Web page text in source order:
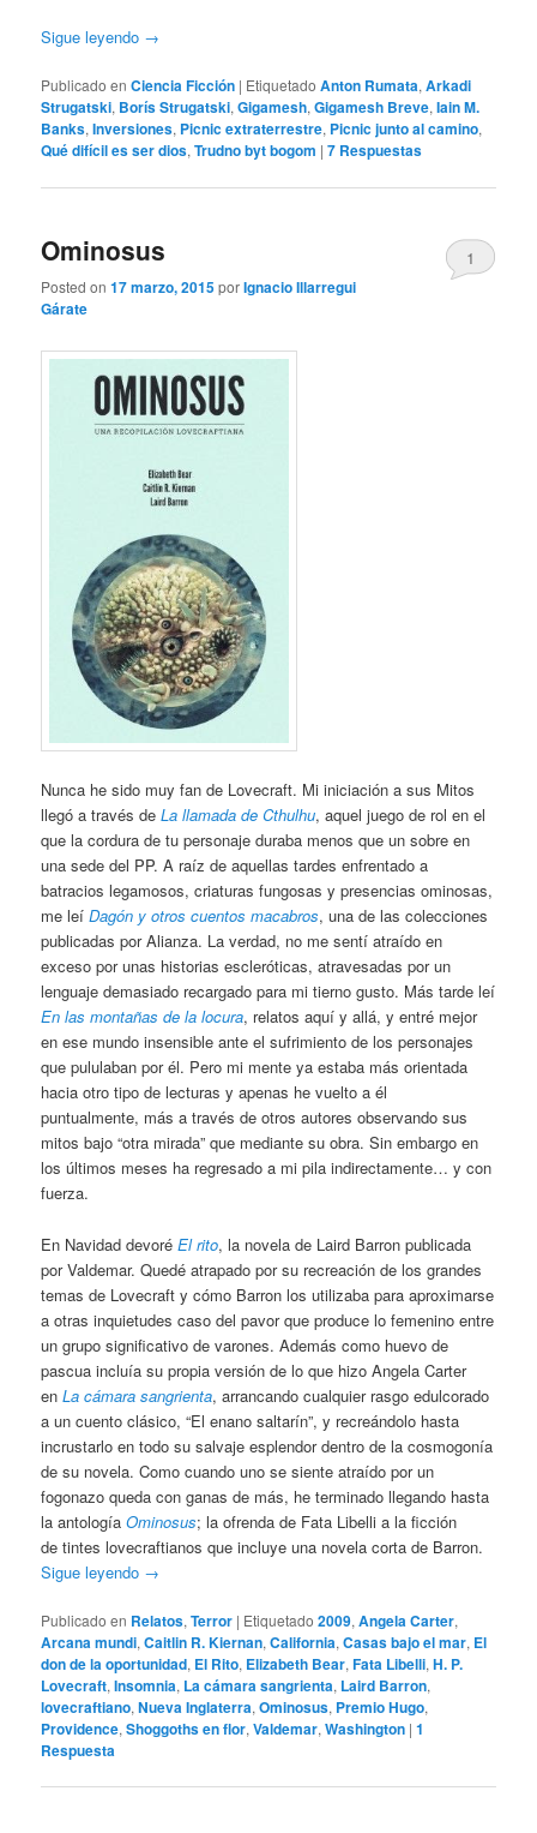
Sigue leyendo →
Publicado en Ciencia Ficción | Etiquetado Anton Rumata,Arkadi
Strugatski, Borís Strugatski,Gigamesh,Gigamesh Breve,Iain M.
Banks,Inversiones, Picnic extraterrestre, Picnic junto al camino,
Qué difícil es ser dios,Trudno byt bogom |7 Respuestas
Ominosus
Posted on17 marzo, 2015porIgnacio Illarregui
Gárate
1
Nunca he sido muy fan de Lovecraft. Mi iniciación a sus Mitos
llegó a través deLa llamada de Cthulhu, aquel juego de rol en el
que la cordura de tu personaje duraba menos que un sobre en
una sede del PP. A raíz de aquellas tardes enfrentado a
batracios legamosos, criaturas fungosas y presencias ominosas,
me leíDagón y otros cuentos macabros, una de las colecciones
publicadas por Alianza. La verdad, no me sentí atraído en
exceso por unas historias escleróticas, atravesadas por un
lenguaje demasiado recargado para mi tierno gusto. Más tarde leí
En las montañas de la locura, relatos aquí y allá, y entré mejor
en ese mundo insensible ante el sufrimiento de los personajes
que pululaban por él. Pero mi mente ya estaba más orientada
hacia otro tipo de lecturas y apenas he vuelto a él
puntualmente, más a través de otros autores observando sus
mitos bajo “otra mirada” que mediante su obra. Sin embargo en
los últimos meses ha regresado a mi pila indirectamente… y con
fuerza.
En Navidad devoréEl rito, la novela de Laird Barron publicada
por Valdemar. Quedé atrapado por su recreación de los grandes
temas de Lovecraft y cómo Barron los utilizaba para aproximarse
a otras inquietudes caso del pavor que produce lo femenino entre
un grupo significativo de varones. Además como huevo de
pascua incluía su propia versión de lo que hizo Angela Carter
enLa cámara sangrienta, arrancando cualquier rasgo edulcorado
a un cuento clásico, “El enano saltarín”, y recreándolo hasta
incrustarlo en todo su salvaje esplendor dentro de la cosmogonía
de su novela. Como cuando uno se siente atraído por un
fogonazo queda con ganas de más, he terminado llegando hasta
la antologíaOminosus; la ofrenda de Fata Libelli a la ficción
de tintes lovecraftianos que incluye una novela corta de Barron.
Sigue leyendo →
Publicado en Relatos,Terror | Etiquetado 2009,Angela Carter,
Arcana mundi,Caitlin R. Kiernan,California,Casas bajo el mar, El
don de la oportunidad, El Rito, Elizabeth Bear,Fata Libelli,H. P.
Lovecraft,Insomnia, La cámara sangrienta, Laird Barron,
lovecraftiano,Nueva Inglaterra,Ominosus, Premio Hugo,
Providence,Shoggoths en flor,Valdemar,Washington |1
Respuesta